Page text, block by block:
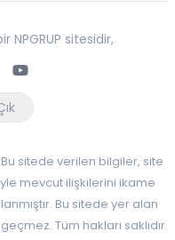
NPGRUP sitesidir,
Youtube
sitede verilen bilgiler, site
mevcut ilişkilerini ikame
Bu sitede yer alan
Tüm hakları saklıdır.